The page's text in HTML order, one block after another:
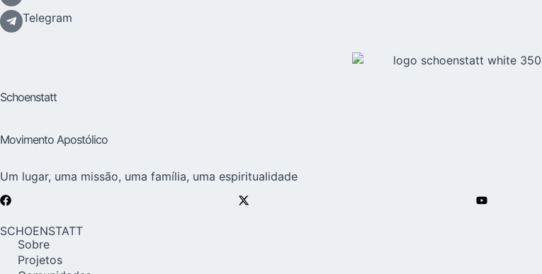
Telegram
Schoenstatt
Movimento Apostólico
Um lugar, uma missão, uma família, uma espiritualidade
SCHOENSTATT
Sobre
Projetos